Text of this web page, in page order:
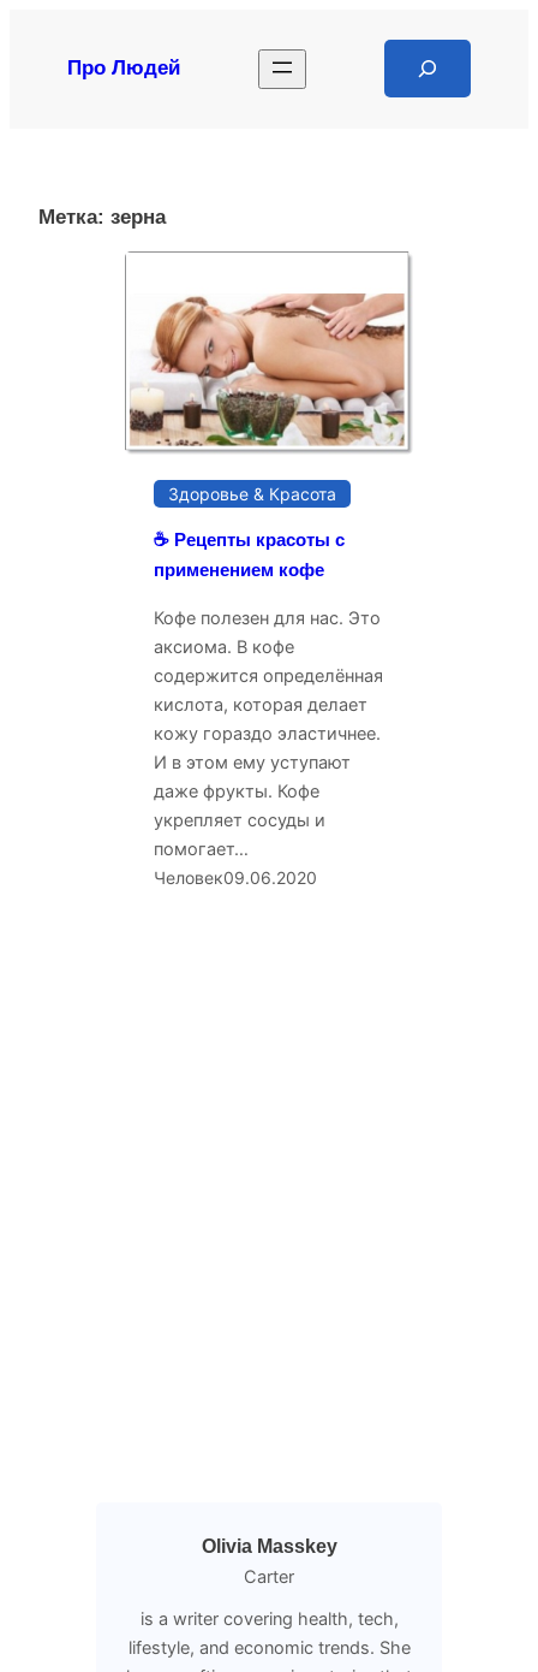
содержимому
Про Людей
Метка: зерна
Здоровье & Красота
☕ Рецепты красоты с
применением кофе
Кофе полезен для нас. Это
аксиома. В кофе
содержится определённая
кислота, которая делает
кожу гораздо эластичнее.
И в этом ему уступают
даже фрукты. Кофе
укрепляет сосуды и
помогает…
Человек09.06.2020
Olivia Masskey
Carter
is a writer covering health, tech,
lifestyle, and economic trends. She